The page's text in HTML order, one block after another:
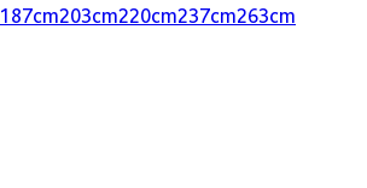
187cm203cm220cm237cm263cm